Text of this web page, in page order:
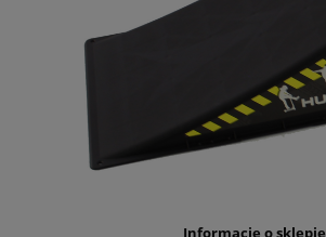
Informacje o sklepie